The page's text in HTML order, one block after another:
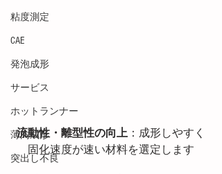
粘度測定
CAE
発泡成形
サービス
ホットランナー
薄肉成形
突出し不良
流動性・離型性の向上 ：成形しやすく
固化速度が速い材料を選定します